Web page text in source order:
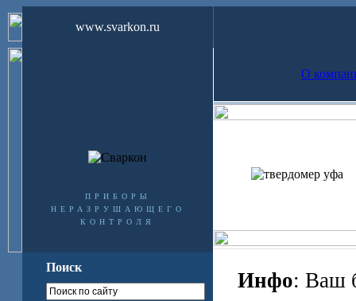
www.svarkon.ru
приборы
неразрушающего
контроля
О
Поиск
Инфо: Ваш